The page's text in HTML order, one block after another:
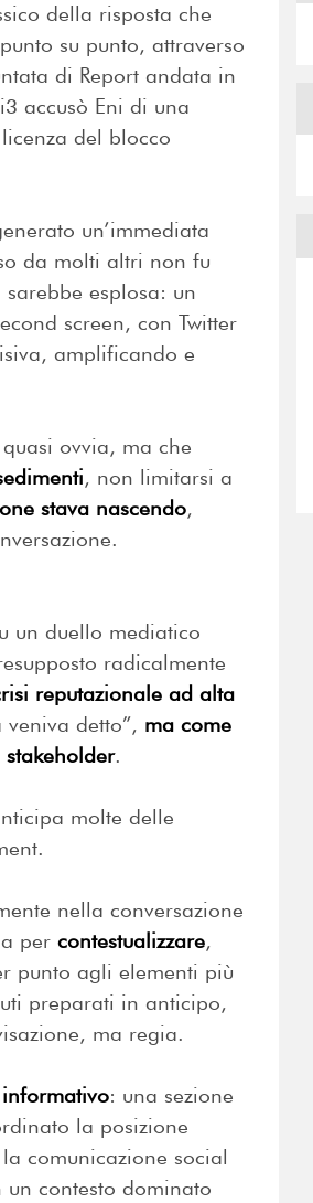
della risposta che
su punto, attraverso
di Report andata in
accusò Eni di una
del blocco
un’immediata
da molti altri non fu
esplosa: un
screen, con Twitter
amplificando e
ovvia, ma che
, non limitarsi a
stava nascendo,
un duello mediatico
radicalmente
reputazionale ad alta
detto”, ma come
.
molte delle
nella conversazione
per contestualizzare,
punto agli elementi più
preparati in anticipo,
ma regia.
: una sezione
la posizione
comunicazione social
contesto dominato